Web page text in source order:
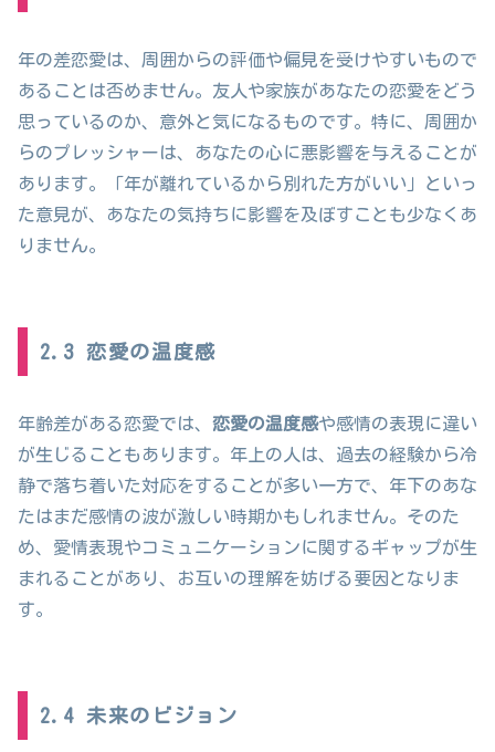
年の差恋愛は、周囲からの評価や偏見を受けやすいもので
あることは否めません。友人や家族があなたの恋愛をどう
思っているのか、意外と気になるものです。特に、周囲か
らのプレッシャーは、あなたの心に悪影響を与えることが
あります。「年が離れているから別れた方がいい」といっ
た意見が、あなたの気持ちに影響を及ぼすことも少なくあ
りません。
2.3 恋愛の温度感
年齢差がある恋愛では、 恋愛の温度感や感情の表現に違い
が生じることもあります。年上の人は、過去の経験から冷
静で落ち着いた対応をすることが多い一方で、年下のあな
たはまだ感情の波が激しい時期かもしれません。そのた
め、愛情表現やコミュニケーションに関するギャップが生
まれることがあり、お互いの理解を妨げる要因となりま
す。
2.4 未来のビジョン